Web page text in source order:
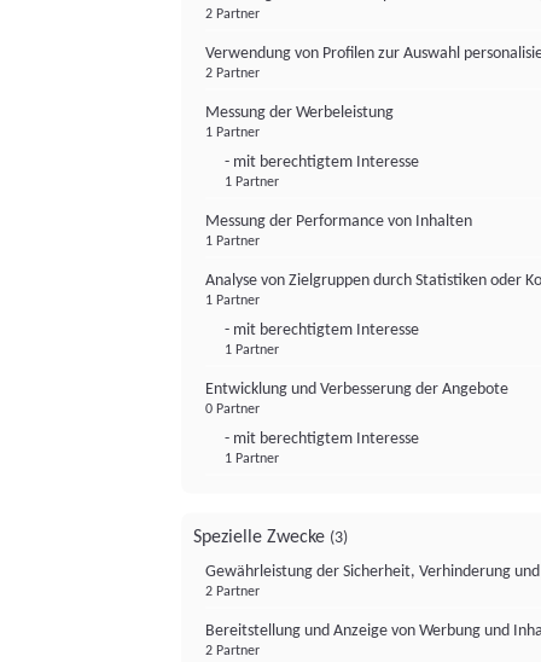
2 Partner
Verwendung von Profilen zur Auswahl
2 Partner
Messung der Werbeleistung
1 Partner
- mit berechtigtem Interesse
1 Partner
Messung der Performance von Inhalten
1 Partner
Analyse von Zielgruppen durch Statistiken oder
1 Partner
- mit berechtigtem Interesse
1 Partner
Entwicklung und Verbesserung der Angebote
0 Partner
- mit berechtigtem Interesse
1 Partner
Spezielle Zwecke (3)
Gewährleistung der Sicherheit, Verhinderung
2 Partner
Bereitstellung und Anzeige von Werbung und
2 Partner